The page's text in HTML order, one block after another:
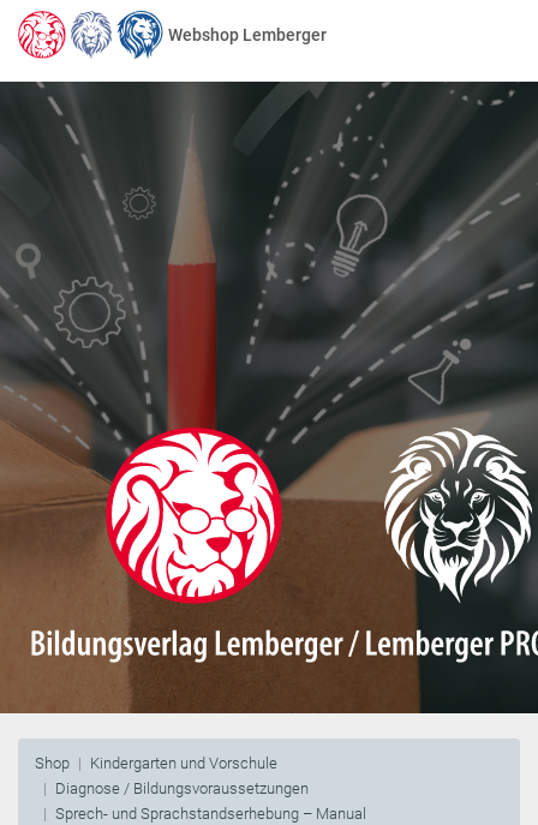
Webshop Lemberger
Shop
Kindergarten und Vorschule
Diagnose / Bildungsvoraussetzungen
Sprech- und Sprachstandserhebung – Manual